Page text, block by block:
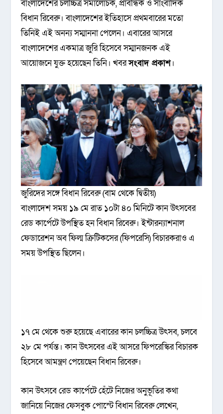
বাংলাদেশের চলচ্চিত্র সমালোচক, প্রাবন্ধিক ও সাংবাদিক
বিধান রিবেরু। বাংলাদেশের ইতিহাসে প্রথমবারের মতো
তিনিই এই অনন্য সম্মাননা পেলেন। এবারের আসরে
বাংলাদেশের একমাত্র জুরি হিসেবে সম্মানজনক এই
আয়োজনে যুক্ত হয়েছেন তিনি। খবরসংবাদ প্রকাশ।
জুরিদের সঙ্গে বিধান রিবেরু (বাম থেকে দ্বিতীয়)
বাংলাদেশ সময় ১৯ মে রাত ১০টা ৪০ মিনিটে কান উৎসবের
রেড কার্পেটে উপস্থিত হন বিধান রিবেরু। ইন্টারন্যাশনাল
ফেডারেশন অব ফিল্ম ক্রিটিকসের (ফিপরেসি) বিচারকরাও এ
সময় উপস্থিত ছিলেন।
১৭ মে থেকে শুরু হয়েছে এবারের কান চলচ্চিত্র উৎসব, চলবে
২৮ মে পর্যন্ত। কান উৎসবের এই আসরে ফিপরেস্কির বিচারক
হিসেবে আমন্ত্রণ পেয়েছেন বিধান রিবেরু।
কান উৎসবে রেড কার্পেটে হেঁটে নিজের অনুভূতির কথা
জানিয়ে নিজের ফেসবুক পোস্টে বিধান রিবেরু লেখেন,